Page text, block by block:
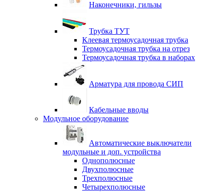
Наконечники, гильзы
Трубка ТУТ
Клеевая термоусадочная трубка
Термоусадочная трубка на отрез
Термоусадочная трубка в наборах
Арматура для провода СИП
Кабельные вводы
Модульное оборудование
Автоматические выключатели
модульные и доп. устройства
Однополюсные
Двухполюсные
Трехполюсные
Четырехполюсные